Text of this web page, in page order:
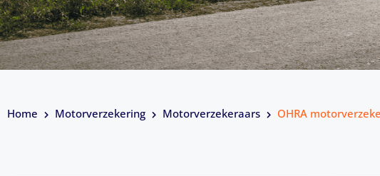
Home Motorverzekering Motorverzekeraars OHRA